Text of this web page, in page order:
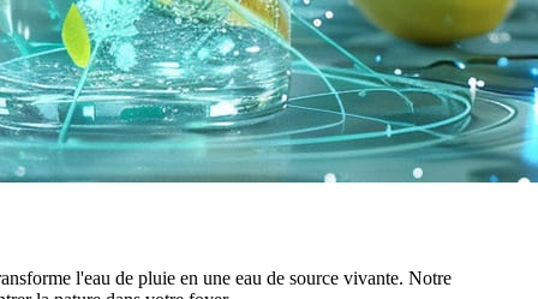
l'eau de pluie en une eau de source vivante. Notre